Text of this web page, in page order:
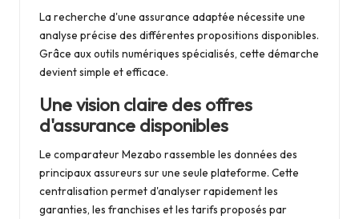
La recherche d'une assurance adaptée nécessite une
analyse précise des différentes propositions disponibles.
Grâce aux outils numériques spécialisés, cette démarche
devient simple et efficace.
Une vision claire des offres
d'assurance disponibles
Le comparateur Mezabo rassemble les données des
principaux assureurs sur une seule plateforme. Cette
centralisation permet d'analyser rapidement les
garanties, les franchises et les tarifs proposés par